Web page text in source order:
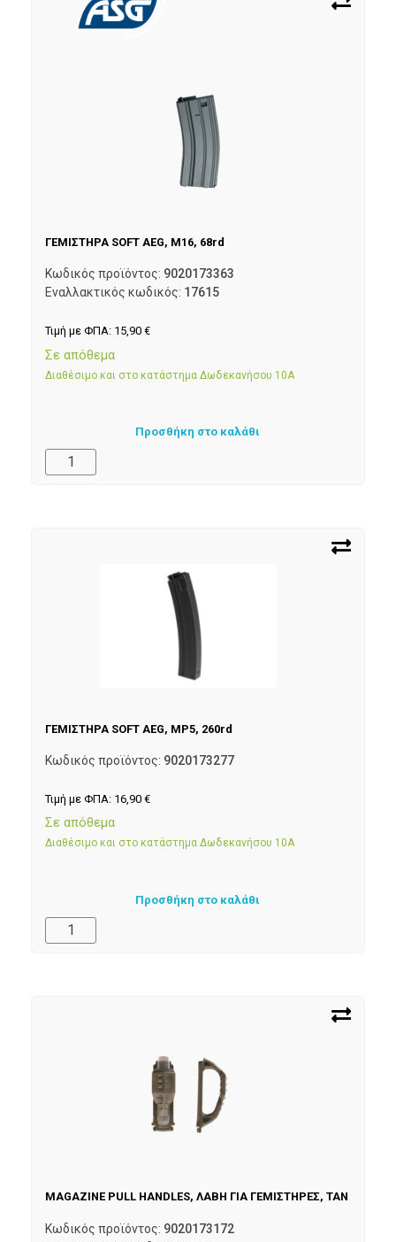
ΓΕΜΙΣΤΗΡΑ SOFT AEG, M16, 68rd
Κωδικός προϊόντος: 9020173363
Εναλλακτικός κωδικός: 17615
Τιμή με ΦΠΑ: 15,90 €
Σε απόθεμα
Διαθέσιμο και στο κατάστημα Δωδεκανήσου 10Α
Προσθήκη στο καλάθι
ΓΕΜΙΣΤΗΡΑ SOFT AEG, MP5, 260rd
Κωδικός προϊόντος: 9020173277
Τιμή με ΦΠΑ: 16,90 €
Σε απόθεμα
Διαθέσιμο και στο κατάστημα Δωδεκανήσου 10Α
Προσθήκη στο καλάθι
MAGAZINE PULL HANDLES, ΛΑΒΗ ΓΙΑ ΓΕΜΙΣΤΗΡΕΣ, TAN
Κωδικός προϊόντος: 9020173172